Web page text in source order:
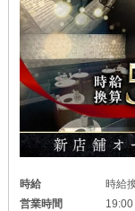
時給
時給
営業時間